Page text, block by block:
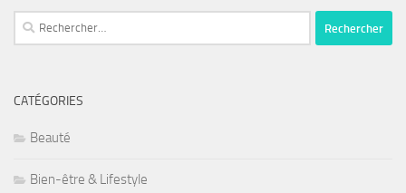
Rechercher :
CATÉGORIES
Beauté
Bien-être & Lifestyle